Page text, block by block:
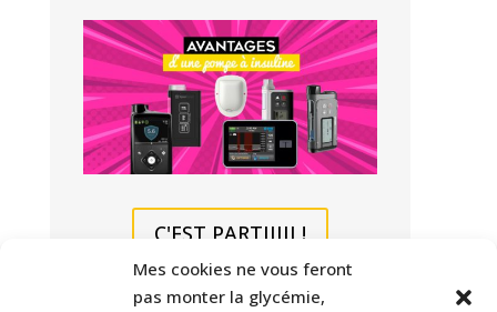
Mes cookies ne vous feront
pas monter la glycémie,
C'EST PARTIIIII !